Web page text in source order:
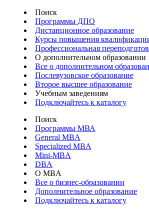
Поиск
Программы ДПО
Дистанционное образование
Курсы повышения
Профессиональная
О дополнительном образовании
Все о дополнительном
Послевузовское образование
Второе высшее образование
Учебным заведениям
Подключайтесь к каталогу
Поиск
Программы МВА
General MBA
Specialized MBA
Mini-MBA
DBA
О MBA
Все о бизнес-образовании
Дополнительное образование
Подключайтесь к каталогу